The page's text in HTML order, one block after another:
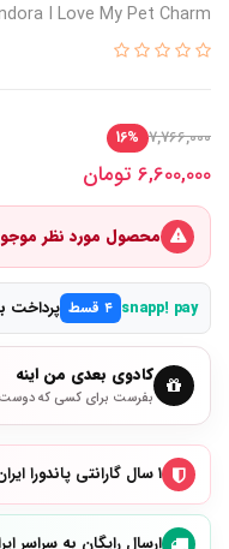
I Love My Pet Charm
7,766,000
16%
6,600,000 تومان
محصول مورد نظر
snapp! pay ۴ قسط پرداخت
کادوی بعدی من اینه
بفرست برای کسی که دوست
۱ سال گارانتی پاندورا ایران
ارسال رایگان به سراسر